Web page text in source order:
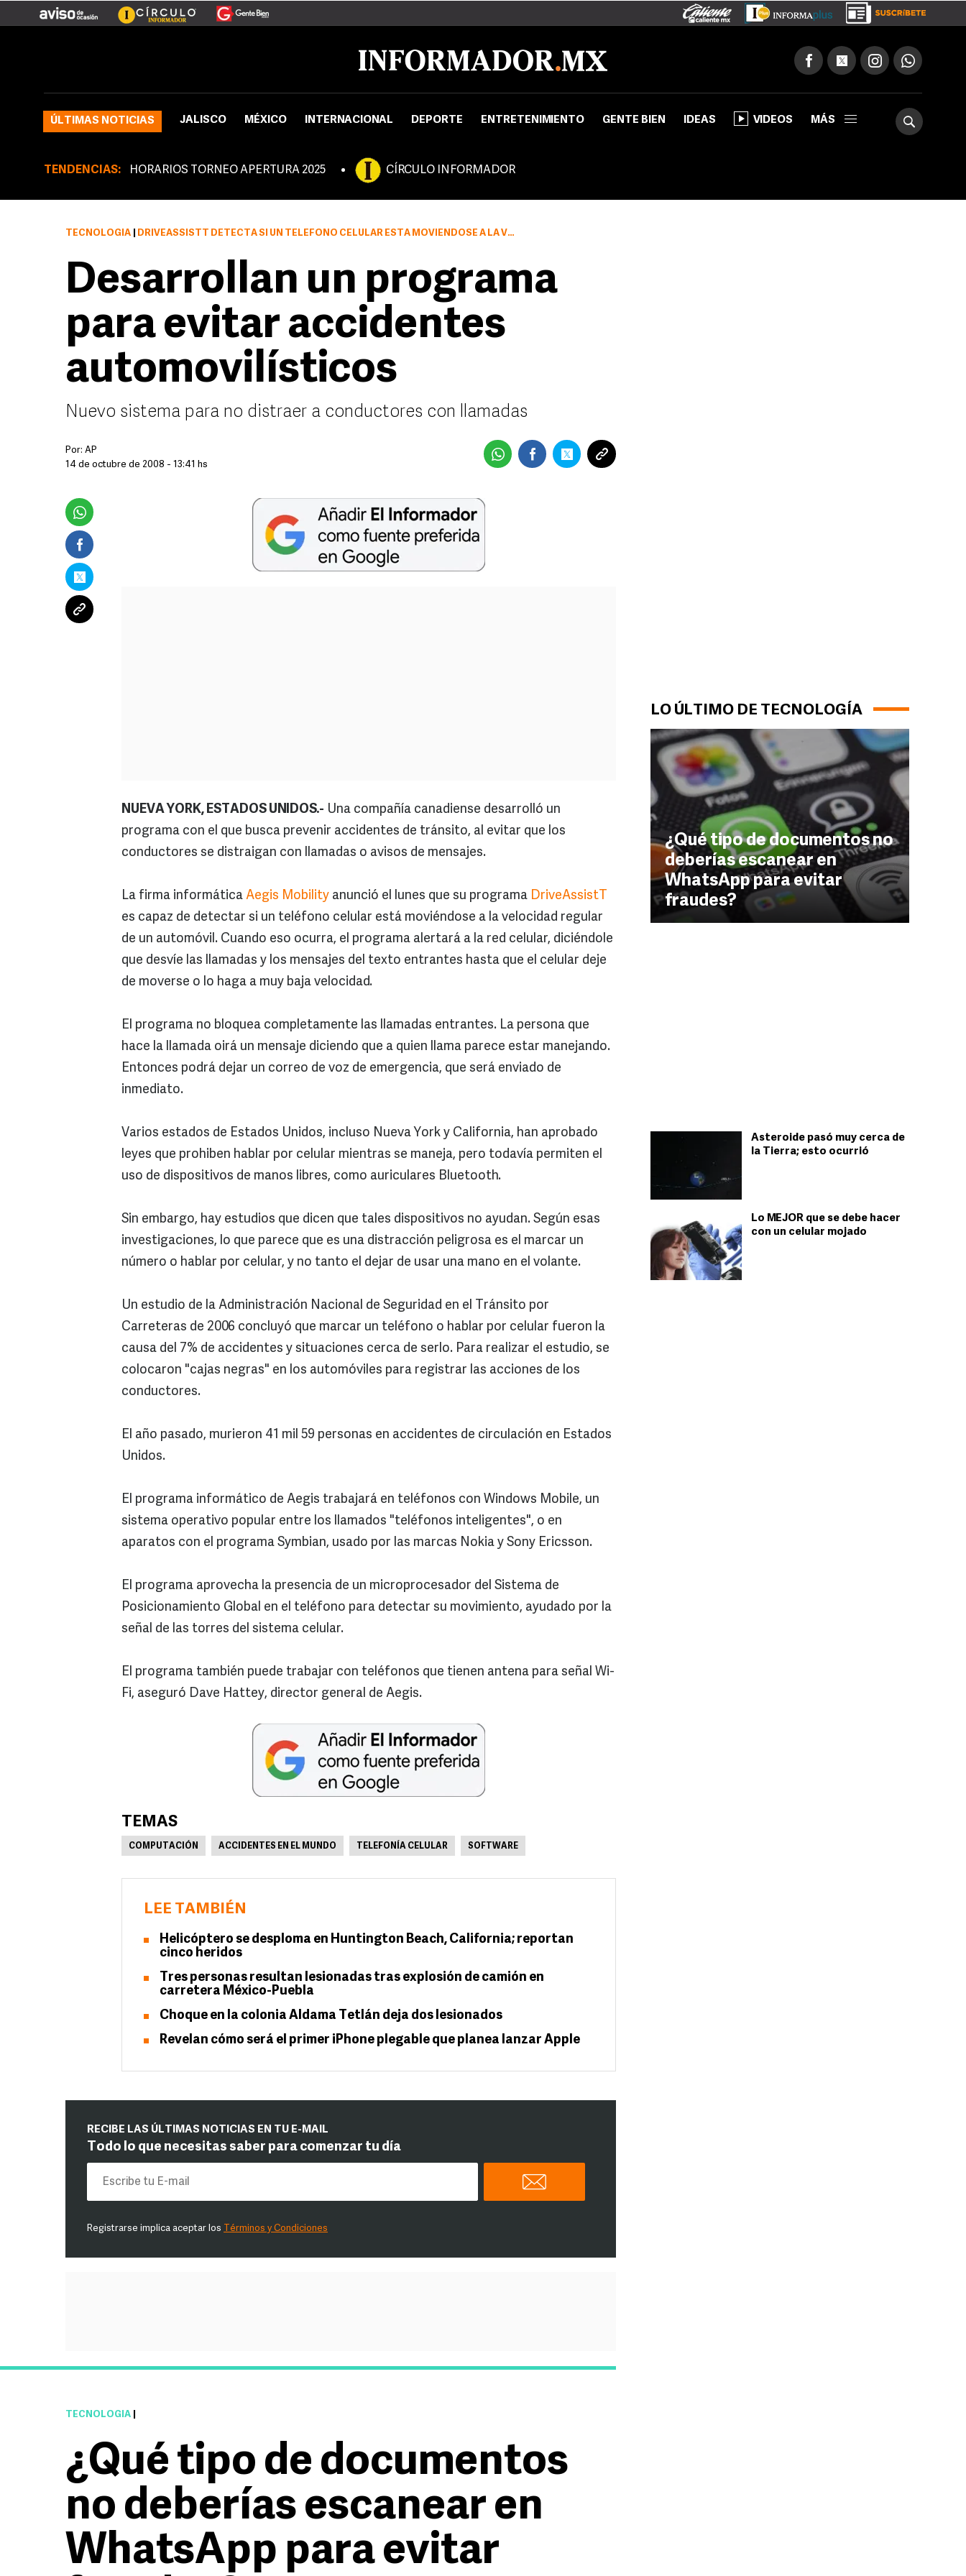
ÚLTIMAS NOTICIAS JALISCO MÉXICO INTERNACIONAL DEPORTE ENTRETENIMIENTO GENTE BIEN IDEAS VIDEOS MÁS
TENDENCIAS: HORARIOS TORNEO APERTURA 2025 CÍRCULO INFORMADOR
LO ÚLTIMO DE TECNOLOGÍA
¿Qué tipo de documentos no
deberías escanear en
WhatsApp para evitar
fraudes?
Asteroide pasó muy cerca de
la Tierra; esto ocurrió
Lo MEJOR que se debe hacer
con un celular mojado
TECNOLOGÍA DRIVEASSISTT DETECTA SI UN TELÉFONO CELULAR ESTÁ MOVIÉNDOSE A LA VELOCIDAD REGULAR DE UN AUTOMÓVIL
Desarrollan un programa
para evitar accidentes
automovilísticos
Nuevo sistema para no distraer a conductores con llamadas
Por: AP
14 de octubre de 2008 - 13:41 hs
NUEVA YORK, ESTADOS UNIDOS.- Una compañía canadiense desarrolló un
programa con el que busca prevenir accidentes de tránsito, al evitar que los
conductores se distraigan con llamadas o avisos de mensajes.
La firma informática Aegis Mobility anunció el lunes que su programa DriveAssistT
es capaz de detectar si un teléfono celular está moviéndose a la velocidad regular
de un automóvil. Cuando eso ocurra, el programa alertará a la red celular, diciéndole
que desvíe las llamadas y los mensajes del texto entrantes hasta que el celular deje
de moverse o lo haga a muy baja velocidad.
El programa no bloquea completamente las llamadas entrantes. La persona que
hace la llamada oirá un mensaje diciendo que a quien llama parece estar manejando.
Entonces podrá dejar un correo de voz de emergencia, que será enviado de
inmediato.
Varios estados de Estados Unidos, incluso Nueva York y California, han aprobado
leyes que prohiben hablar por celular mientras se maneja, pero todavía permiten el
uso de dispositivos de manos libres, como auriculares Bluetooth.
Sin embargo, hay estudios que dicen que tales dispositivos no ayudan. Según esas
investigaciones, lo que parece que es una distracción peligrosa es el marcar un
número o hablar por celular, y no tanto el dejar de usar una mano en el volante.
Un estudio de la Administración Nacional de Seguridad en el Tránsito por
Carreteras de 2006 concluyó que marcar un teléfono o hablar por celular fueron la
causa del 7% de accidentes y situaciones cerca de serlo. Para realizar el estudio, se
colocaron "cajas negras" en los automóviles para registrar las acciones de los
conductores.
El año pasado, murieron 41 mil 59 personas en accidentes de circulación en Estados
Unidos.
El programa informático de Aegis trabajará en teléfonos con Windows Mobile, un
sistema operativo popular entre los llamados "teléfonos inteligentes", o en
aparatos con el programa Symbian, usado por las marcas Nokia y Sony Ericsson.
El programa aprovecha la presencia de un microprocesador del Sistema de
Posicionamiento Global en el teléfono para detectar su movimiento, ayudado por la
señal de las torres del sistema celular.
El programa también puede trabajar con teléfonos que tienen antena para señal Wi-
Fi, aseguró Dave Hattey, director general de Aegis.
TEMAS
COMPUTACIÓN ACCIDENTES EN EL MUNDO TELEFONÍA CELULAR SOFTWARE
LEE TAMBIÉN
Helicóptero se desploma en Huntington Beach, California; reportan
cinco heridos
Tres personas resultan lesionadas tras explosión de camión en
carretera México-Puebla
Choque en la colonia Aldama Tetlán deja dos lesionados
Revelan cómo será el primer iPhone plegable que planea lanzar Apple
RECIBE LAS ÚLTIMAS NOTICIAS EN TU E-MAIL
Todo lo que necesitas saber para comenzar tu día
Registrarse implica aceptar los Términos y Condiciones
TECNOLOGÍA
¿Qué tipo de documentos
no deberías escanear en
WhatsApp para evitar